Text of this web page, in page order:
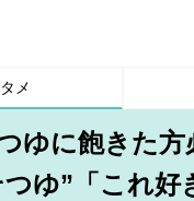
メ
ゆに飽きた
ゆ”「これ好